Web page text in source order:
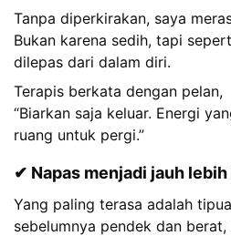
Tanpa diperkirakan, saya
Bukan karena sedih, tapi
dilepas dari dalam diri.
Terapis berkata dengan pelan,
“Biarkan saja keluar. Energi
ruang untuk pergi.”
✔ Napas menjadi jauh lebih
Yang paling terasa adalah
sebelumnya pendek dan